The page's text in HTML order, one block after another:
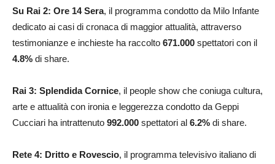
Su Rai 2: Ore 14 Sera, il programma condotto da Milo Infante
dedicato ai casi di cronaca di maggior attualità, attraverso
testimonianze e inchieste ha raccolto 671.000 spettatori con il
4.8% di share.
Rai 3: Splendida Cornice, il people show che coniuga cultura,
arte e attualità con ironia e leggerezza condotto da Geppi
Cucciari ha intrattenuto 992.000 spettatori al 6.2% di share.
Rete 4: Dritto e Rovescio, il programma televisivo italiano di